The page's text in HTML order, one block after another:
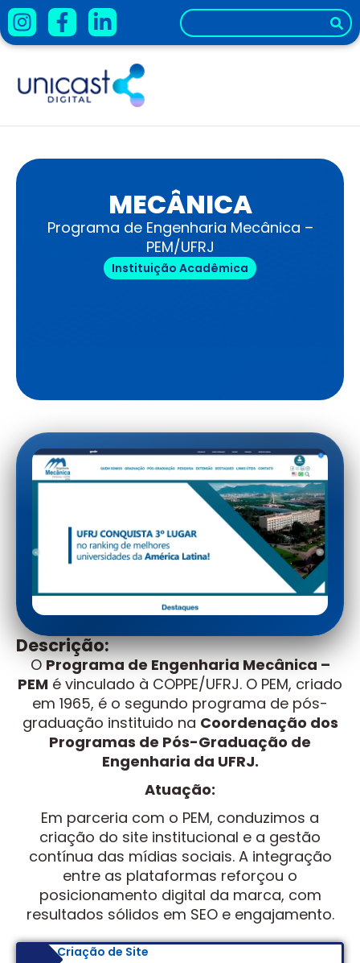
MECÂNICA
Programa de Engenharia Mecânica –
PEM/UFRJ
Instituição Acadêmica
Descrição:
OPrograma de Engenharia Mecânica –
PEM é vinculado à COPPE/UFRJ. O PEM, criado
em 1965, é o segundo programa de pós-
graduação instituido na Coordenação dos
Programas de Pós-Graduação de
Engenharia da UFRJ.
Atuação:
Em parceria com o PEM, conduzimos a
criação do site institucional e a gestão
contínua das mídias sociais. A integração
entre as plataformas reforçou o
posicionamento digital da marca, com
resultados sólidos em SEO e engajamento.
Criação de Site